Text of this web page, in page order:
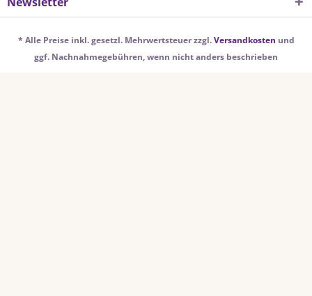
* Alle Preise inkl. gesetzl. Mehrwertsteuer zzgl.Versandkosten und
ggf. Nachnahmegebühren, wenn nicht anders beschrieben